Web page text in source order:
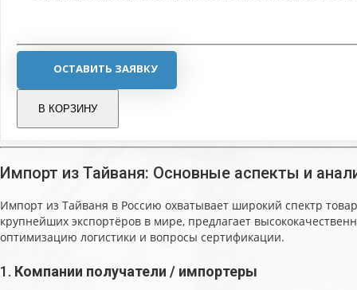
ОСТАВИТЬ ЗАЯВКУ
В КОРЗИНУ
Импорт из Тайваня: Основные аспекты и
Импорт из Тайваня в Россию охватывает широкий спектр
крупнейших экспортёров в мире, предлагает
оптимизацию логистики и вопросы сертификации.
1. Компании получатели / импортеры